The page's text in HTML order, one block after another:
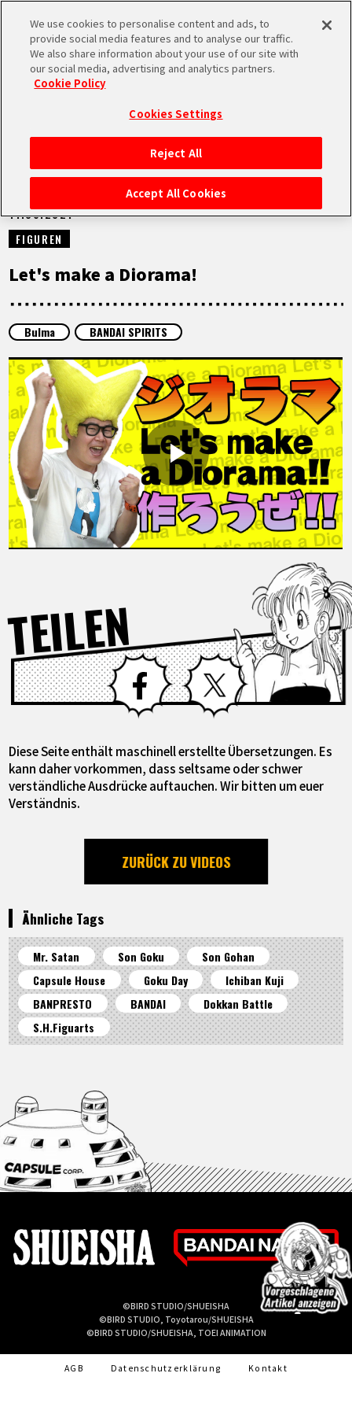
MEN
STARTSEITE
NEUES
HIGHLIGHTS
VIDEOS
SPECIALS
INFOS
LANGUAGE
JP
EN FR DE ES
VIDEOS
11.06.2021
FIGUREN
Let's make a Diorama!
Bulma BANDAI SPIRITS
TEILEN Facebook X
Diese Seite enthält maschinell erstellte Übersetzungen. Es
kann daher vorkommen, dass seltsame oder schwer
verständliche Ausdrücke auftauchen. Wir bitten um euer
Verständnis.
ZURÜCK ZU VIDEOS
Ähnliche Tags
Mr. Satan Son Goku
Son Gohan
Capsule House
Goku Day
Ichiban Kuji
BANPRESTO
BANDAI
Dokkan Battle
S.H.Figuarts
©BIRD STUDIO/SHUEISHA
©BIRD STUDIO, Toyotarou/SHUEISHA
©BIRD STUDIO/SHUEISHA, TOEI ANIMATION
AGB Datenschutzerklärung Kontakt
We use cookies to personalise content and ads, to
provide social media features and to analyse our traffic.
We also share information about your use of our site with
our social media, advertising and analytics partners.
Cookie Policy
Cookies Settings
Reject All
Accept All Cookies